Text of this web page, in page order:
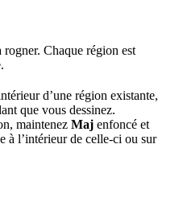
Chaque région est
d’une région existante,
que vous dessinez.
maintenez Maj enfoncé et
à l’intérieur de celle-ci ou sur